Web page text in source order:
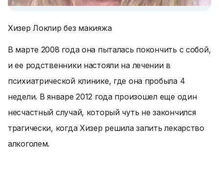
Хизер Локлир без макияжа
В марте 2008 года она пыталась покончить с собой,
и ее родственники настояли на лечении в
психиатрической клинике, где она пробыла 4
недели. В январе 2012 года произошел еще один
несчастный случай, который чуть не закончился
трагически, когда Хизер решила запить лекарство
алкоголем.